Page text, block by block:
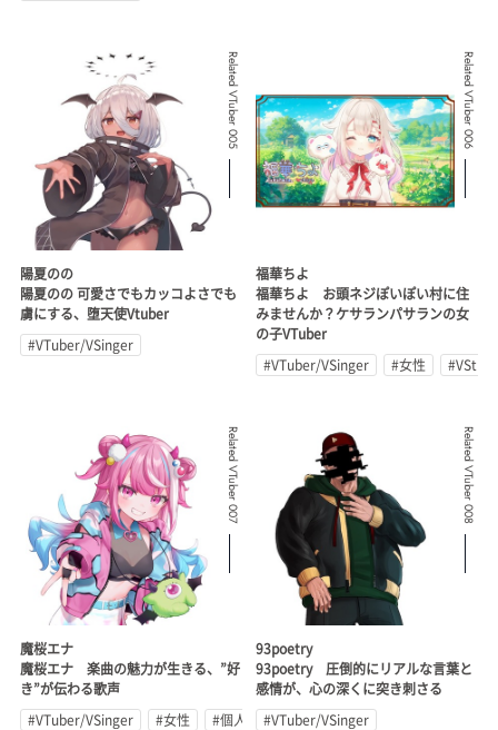
Related VTuber 005
陽夏のの
陽夏のの 可愛さでもカッコよさでも
虜にする、堕天使Vtuber
#VTuber/VSinger
Related VTuber 006
福華ちよ
福華ちよ お頭ネジぽいぽい村に住
みませんか？ケサランパサランの女
の子VTuber
#VTuber/VSinger
#女性
Related VTuber 007
魔桜エナ
魔桜エナ 楽曲の魅力が生きる、”好
き”が伝わる歌声
#VTuber/VSinger
#女性 #個人勢
Related VTuber 008
93poetry
93poetry 圧倒的にリアルな言葉と
感情が、心の深くに突き刺さる
#VTuber/VSinger